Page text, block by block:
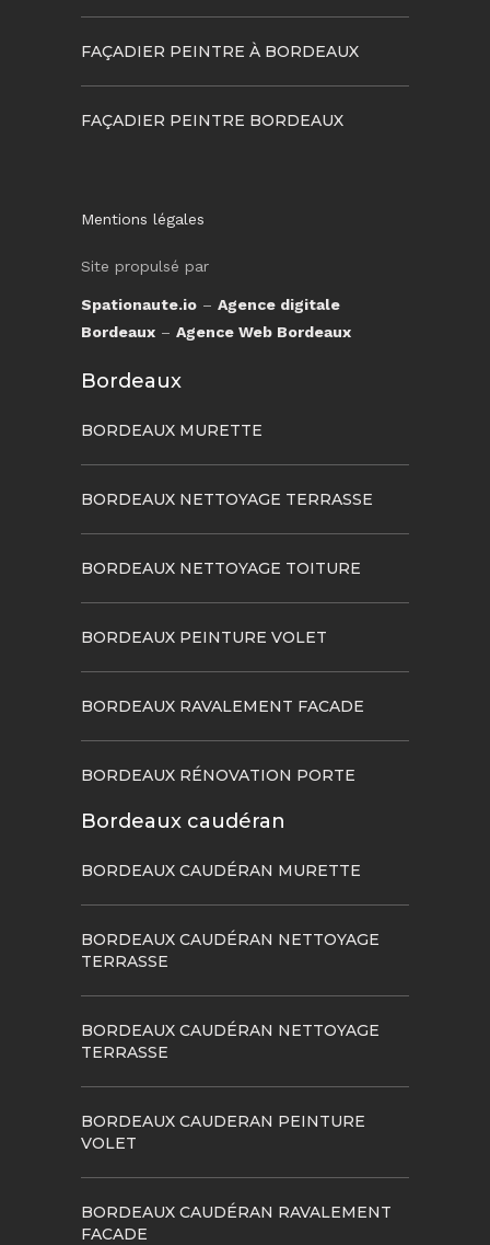
FAÇADIER PEINTRE À BORDEAUX
FAÇADIER PEINTRE BORDEAUX
Mentions légales
Site propulsé par
Spationaute.io – Agence digitale
Bordeaux – Agence Web Bordeaux
Bordeaux
BORDEAUX MURETTE
BORDEAUX NETTOYAGE TERRASSE
BORDEAUX NETTOYAGE TOITURE
BORDEAUX PEINTURE VOLET
BORDEAUX RAVALEMENT FACADE
BORDEAUX RÉNOVATION PORTE
Bordeaux caudéran
BORDEAUX CAUDÉRAN MURETTE
BORDEAUX CAUDÉRAN NETTOYAGE
TERRASSE
BORDEAUX CAUDÉRAN NETTOYAGE
TERRASSE
BORDEAUX CAUDERAN PEINTURE
VOLET
BORDEAUX CAUDÉRAN RAVALEMENT
FACADE